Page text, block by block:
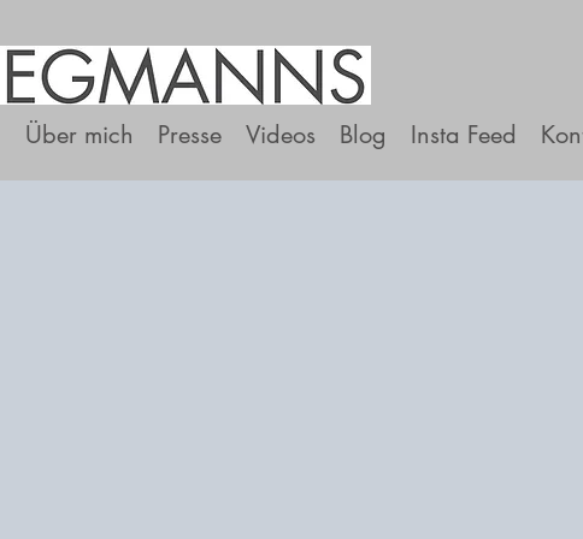
Über mich Presse Videos Blog Insta Feed